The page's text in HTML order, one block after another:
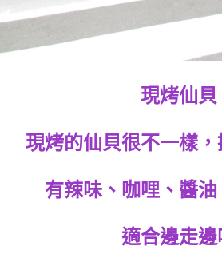
現烤仙貝
現烤的仙貝很不一樣
有辣味、咖哩、醬
適合邊走邊